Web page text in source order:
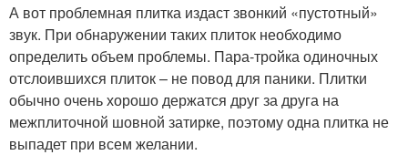
А вот проблемная плитка издаст звонкий «пустотный»
звук. При обнаружении таких плиток необходимо
определить объем проблемы. Пара-тройка одиночных
отслоившихся плиток – не повод для паники. Плитки
обычно очень хорошо держатся друг за друга на
межплиточной шовной затирке, поэтому одна плитка не
выпадет при всем желании.